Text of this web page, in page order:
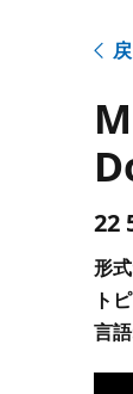
22
形
ト
言